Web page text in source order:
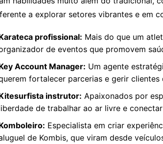
a explorar setores vibrantes e em
profissional: Mais do que um
de eventos que promovem
Account Manager: Um agente
fortalecer parcerias e gerir
instrutor: Apaixonados por
de trabalhar ao ar livre e
Especialista em criar
de Kombis, que viram desde